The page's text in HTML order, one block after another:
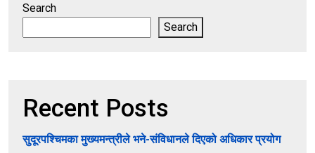
Search
Search
Recent Posts
सुदूरपश्चिमका मुख्यमन्त्रीले भने-संविधानले दिएको अधिकार प्रयोग